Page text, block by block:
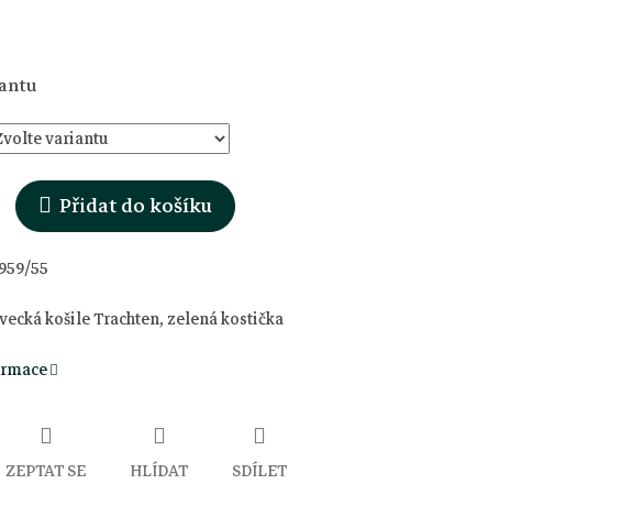
Přidat do košíku
55
košile Trachten, zelená kostička
ZEPTAT SE HLÍDAT SDÍLET